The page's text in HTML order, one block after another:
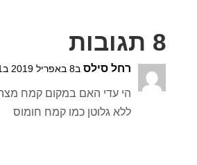
8 תגובות
רחל סילס ב8 באפריל 2019 ב20:21
הי עדי האם במקום קמח
ללא גלוטן כמו קמח חומוס